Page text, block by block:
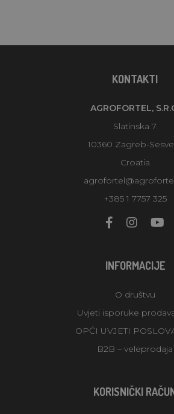
KONTAKTI
AGROFORTEL,
Slatinska 7
10360 Zagreb-
Croatia
+385 1 7757 325
INFORMACIJE
O društvu
Uvjeti isporuke
OPĆI UVJETI
B2B – veleprodaja
KORISNIČKI